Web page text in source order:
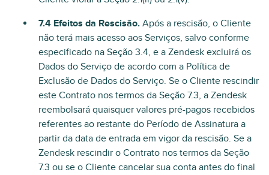
7.4 Efeitos da Rescisão. Após a rescisão, o Cliente
não terá mais acesso aos Serviços, salvo conforme
especificado na Seção 3.4, e a Zendesk excluirá os
Dados do Serviço de acordo com a Política de
Exclusão de Dados do Serviço. Se o Cliente rescindir
este Contrato nos termos da Seção 7.3, a Zendesk
reembolsará quaisquer valores pré-pagos recebidos
referentes ao restante do Período de Assinatura a
partir da data de entrada em vigor da rescisão. Se a
Zendesk rescindir o Contrato nos termos da Seção
7.3 ou se o Cliente cancelar sua conta antes do final